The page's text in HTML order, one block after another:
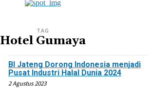
TAG
Hotel Gumaya
BI Jateng Dorong Indonesia menjadi
Pusat Industri Halal Dunia 2024
2 Agustus 2023